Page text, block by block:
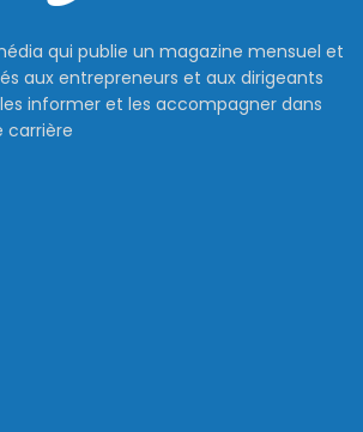
qui publie un magazine mensuel et
aux entrepreneurs et aux dirigeants
informer et les accompagner dans
carrière